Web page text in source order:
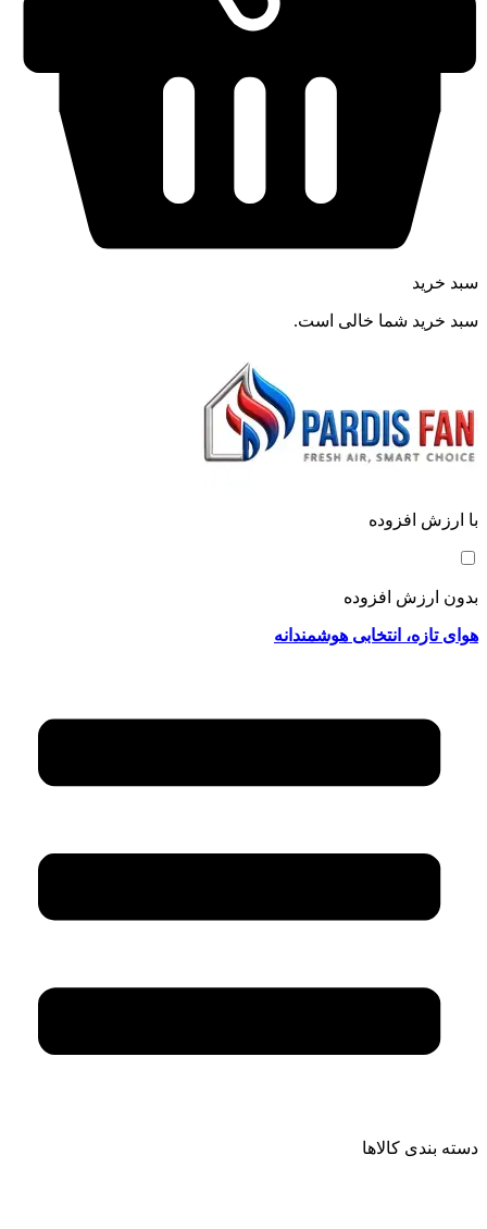
سبد خرید
سبد خرید شما خالی است.
با ارزش افزوده
بدون ارزش افزوده
هوای تازه، انتخابی هوشمندانه
دسته بندی کالاها